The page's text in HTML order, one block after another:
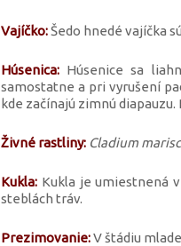
Vajíčko:Šedo hnedé vajíčka
Húsenica: Húsenice sa
samostatne a pri vyrušení
kde začínajú zimnú
Živné rastliny: Cladium
Kukla: Kukla je umiestnená
steblách tráv.
Prezimovanie:V štádiu